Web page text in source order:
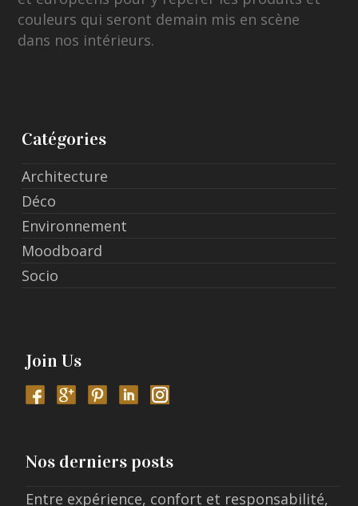
couleurs qui seront demain mis en scène
dans nos intérieurs.
Catégories
Architecture
Déco
Environnement
Moodboard
Socio
Join Us
Nos derniers posts
Entre expérience, confort et responsabilité,